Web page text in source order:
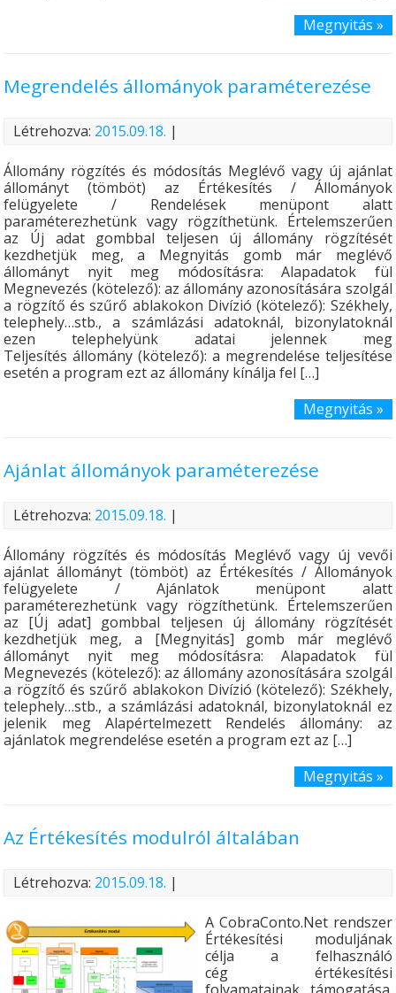
Megnyitás »
Megrendelés állományok paraméterezése
Létrehozva: 2015.09.18. |
Állomány rögzítés és módosítás Meglévő vagy új ajánlat
állományt (tömböt) az Értékesítés / Állományok
felügyelete / Rendelések menüpont alatt
paraméterezhetünk vagy rögzíthetünk. Értelemszerűen
az Új adat gombbal teljesen új állomány rögzítését
kezdhetjük meg, a Megnyitás gomb már meglévő
állományt nyit meg módosításra: Alapadatok fül
Megnevezés (kötelező): az állomány azonosítására szolgál
a rögzítő és szűrő ablakokon Divízió (kötelező): Székhely,
telephely…stb., a számlázási adatoknál, bizonylatoknál
ezen telephelyünk adatai jelennek meg
Teljesítés állomány (kötelező): a megrendelése teljesítése
esetén a program ezt az állomány kínálja fel […]
Megnyitás »
Ajánlat állományok paraméterezése
Létrehozva: 2015.09.18. |
Állomány rögzítés és módosítás Meglévő vagy új vevői
ajánlat állományt (tömböt) az Értékesítés / Állományok
felügyelete / Ajánlatok menüpont alatt
paraméterezhetünk vagy rögzíthetünk. Értelemszerűen
az [Új adat] gombbal teljesen új állomány rögzítését
kezdhetjük meg, a [Megnyitás] gomb már meglévő
állományt nyit meg módosításra: Alapadatok fül
Megnevezés (kötelező): az állomány azonosítására szolgál
a rögzítő és szűrő ablakokon Divízió (kötelező): Székhely,
telephely…stb., a számlázási adatoknál, bizonylatoknál ez
jelenik meg Alapértelmezett Rendelés állomány: az
ajánlatok megrendelése esetén a program ezt az […]
Megnyitás »
Az Értékesítés modulról általában
Létrehozva: 2015.09.18. |
A CobraConto.Net rendszer
Értékesítési moduljának
célja a felhasználó
cég értékesítési
folyamatainak támogatása.